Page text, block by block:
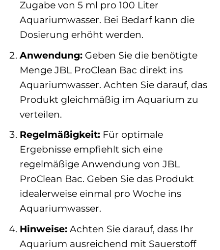
Zugabe von 5 ml pro 100 Liter
Aquariumwasser. Bei Bedarf kann die
Dosierung erhöht werden.
Anwendung:Geben Sie die benötigte
Menge JBL ProClean Bac direkt ins
Aquariumwasser. Achten Sie darauf, das
Produkt gleichmäßig im Aquarium zu
verteilen.
Regelmäßigkeit:Für optimale
Ergebnisse empfiehlt sich eine
regelmäßige Anwendung von JBL
ProClean Bac. Geben Sie das Produkt
idealerweise einmal pro Woche ins
Aquariumwasser.
Hinweise:Achten Sie darauf, dass Ihr
Aquarium ausreichend mit Sauerstoff